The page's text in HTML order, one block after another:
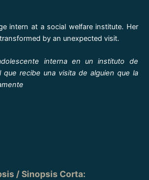
intern at a social welfare institute. Her
by an unexpected visit.
interna en un instituto de
que recibe una visita de alguien que la
/ Sinopsis Corta: